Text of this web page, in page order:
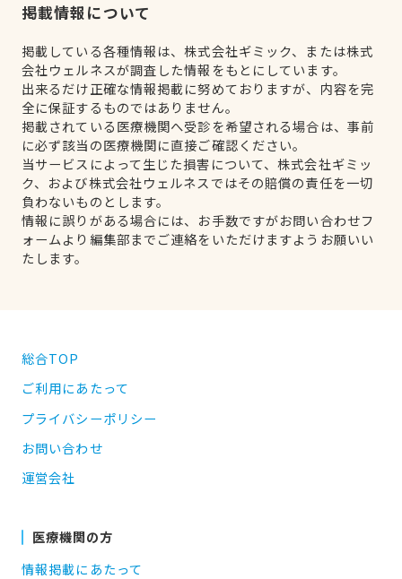
掲載情報について
掲載している各種情報は、株式会社ギミック、または株式
会社ウェルネスが調査した情報をもとにしています。
出来るだけ正確な情報掲載に努めておりますが、内容を完
全に保証するものではありません。
掲載されている医療機関へ受診を希望される場合は、事前
に必ず該当の医療機関に直接ご確認ください。
当サービスによって生じた損害について、株式会社ギミッ
ク、および株式会社ウェルネスではその賠償の責任を一切
負わないものとします。
情報に誤りがある場合には、お手数ですがお問い合わせフ
ォームより編集部までご連絡をいただけますようお願いい
たします。
総合TOP
ご利用にあたって
プライバシーポリシー
お問い合わせ
運営会社
医療機関の方
情報掲載にあたって